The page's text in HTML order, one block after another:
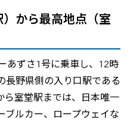
から最高地点（室
あずさ1号に乗車し、12時
長野県側の入り口駅である
ら室堂駅までは、日本唯一
ブルカー、ロープウェイな